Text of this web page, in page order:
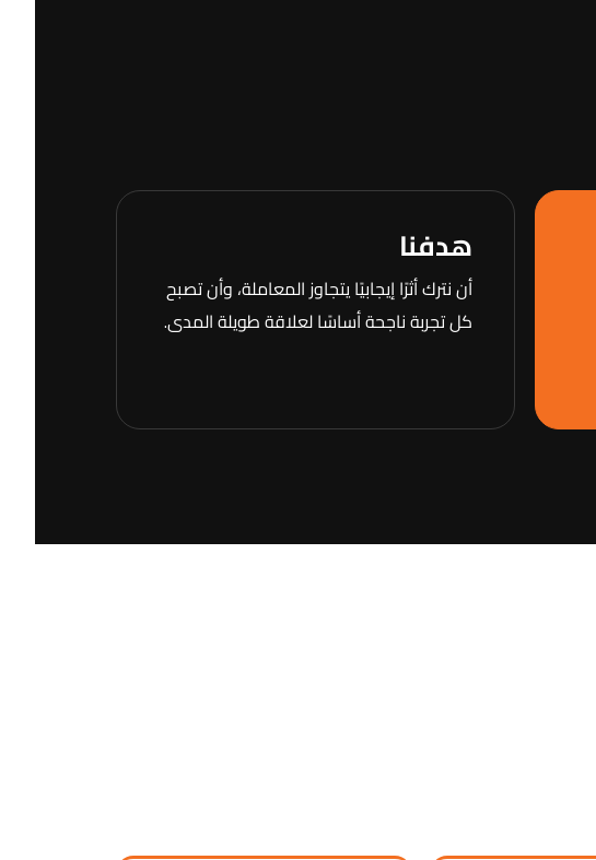
هدفنا
أن نترك أثرًا إيجابيًا يتجاوز المعاملة، وأن تصبح
كل تجربة ناجحة أساسًا لعلاقة طويلة المدى.